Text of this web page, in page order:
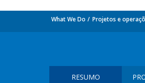
What We Do Projetos e
RESUMO